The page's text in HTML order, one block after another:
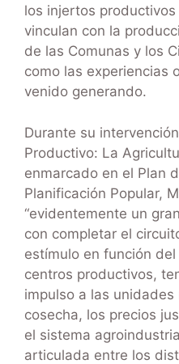
los injertos
vinculan con la
de las Comunas y los
como las experiencias
venido generando.
Durante su
Productivo: La
enmarcado en el Plan
Planificación Popular,
“evidentemente un
con completar el
estímulo en función
centros productivos,
impulso a las
cosecha, los precios
el sistema
articulada entre los